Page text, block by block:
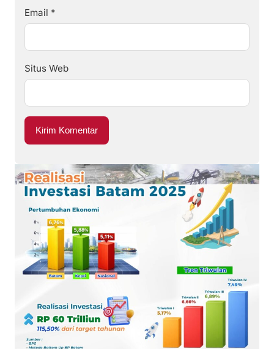
Email *
Situs Web